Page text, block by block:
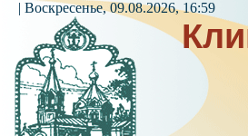
| Воскресенье, 09.08.2026, 16:59